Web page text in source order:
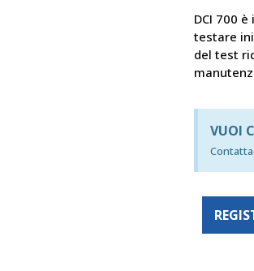
DCI 700
testare
del test
VUOI